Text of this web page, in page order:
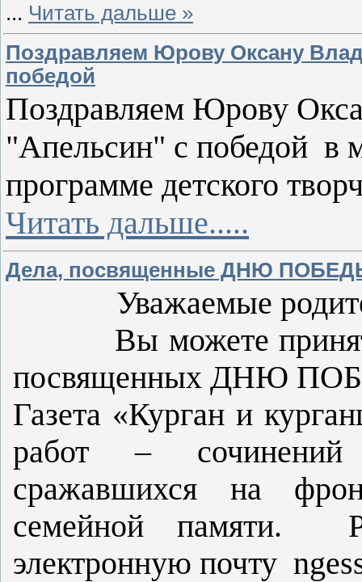
... Читать дальше »
Поздравляем Юрову Оксану
победой
Поздравляем Юрову
"Апельсин" с победой в
программе детского
Читать дальше.....
Дела, посвященные ДНЮ
Уважаемые
Вы можете принять
посвященных ДНЮ
Газета «Курган и
работ –
сражавшихся на
семейной памяти.
электронную почту